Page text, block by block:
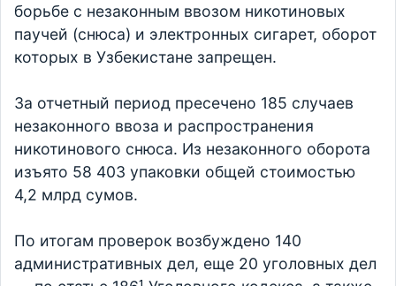
борьбе с незаконным ввозом никотиновых
паучей (снюса) и электронных сигарет, оборот
которых в Узбекистане запрещен.
За отчетный период пресечено 185 случаев
незаконного ввоза и распространения
никотинового снюса. Из незаконного оборота
изъято 58 403 упаковки общей стоимостью
4,2 млрд сумов.
По итогам проверок возбуждено 140
административных дел, еще 20 уголовных дел